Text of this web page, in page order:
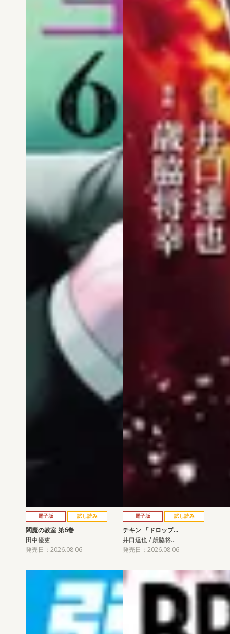
電子版 試し読み
閻魔の教室 第6巻
田中優吏
発売日：2026.08.06
電子版 試し読み
チキン 「ドロップ…
井口達也 / 歳脇将…
発売日：2026.08.06